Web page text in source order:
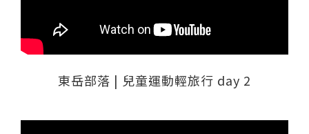
東岳部落 | 兒童運動輕旅行 day 2